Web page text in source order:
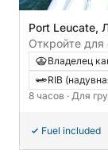
Port Leucate,
Откройте для
стороны,
Владелец
RIB
8 часов · Для
Fuel included